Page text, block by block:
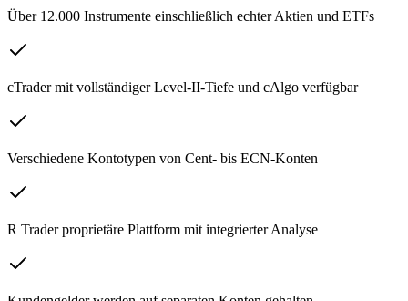
Über 12.000 Instrumente einschließlich echter Aktien und ETFs
cTrader mit vollständiger Level-II-Tiefe und cAlgo verfügbar
Verschiedene Kontotypen von Cent- bis ECN-Konten
R Trader proprietäre Plattform mit integrierter Analyse